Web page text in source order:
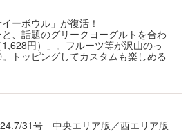
ーボウル」が復活！
、話題のグリークヨーグルトを合わ
円）」。フルーツ等が沢山のっ
トッピングしてカスタムも楽しめる
31号 中央エリア版／西エリア版